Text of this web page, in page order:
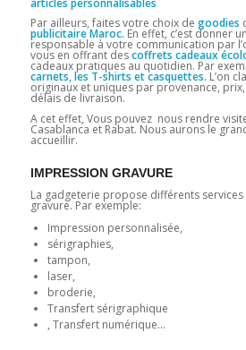
articles personnalisables
Par ailleurs, faites votre choix de goodies
publicitaire Maroc. En effet, c’est donner
responsable à votre communication par
vous en offrant descoffrets cadeaux
cadeaux pratiques au quotidien. Par
carnets, les T-shirts et casquettes. L’on
originaux et uniques par provenance,
délais de livraison.
A cet effet, Vous pouvez nous rendre
Casablanca et Rabat. Nous aurons le
accueillir.
IMPRESSION GRAVURE
La gadgeterie propose différents services
gravure. Par exemple:
Impression personnalisée,
sérigraphies,
tampon,
laser,
broderie,
Transfert sérigraphique
, Transfert numérique…